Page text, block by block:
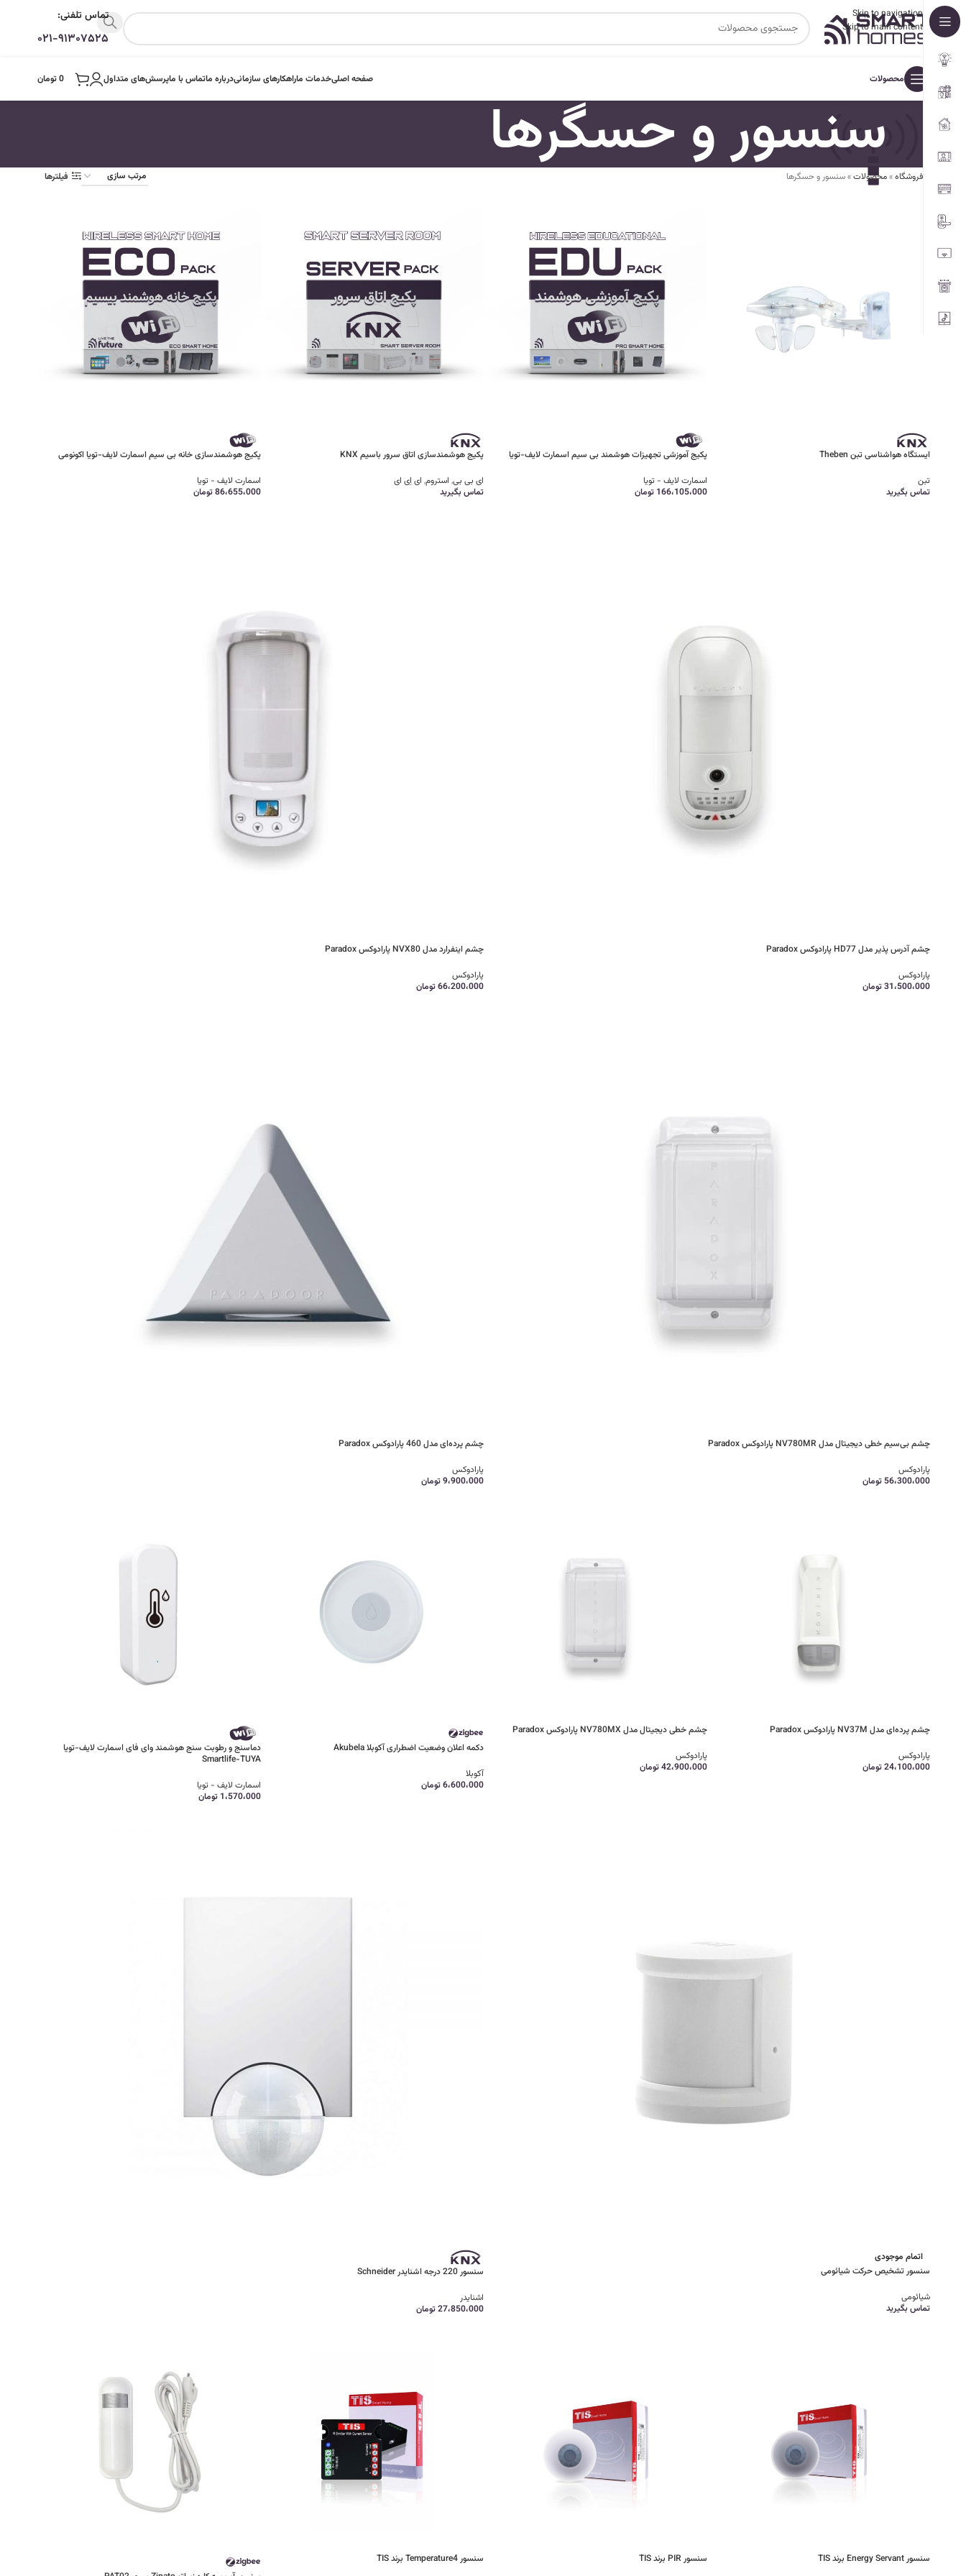
Skip to navigation
Skip to main content
تماس تلفنی:
۰۲۱-۹۱۳۰۷۵۲۵
محصولات صفحه اصلیخدمات ماراهکارهای سازمانیدرباره ماتماس با ماپرسش‌های متداول 0تومان
سنسور و حسگرها فروشگاه»محصولات»سنسور و حسگرها فیلترها
ایستگاه هواشناسی تبن Theben
تبن
تماس بگیرید
پکیج آموزشی تجهیزات هوشمند بی سیم اسمارت لایف-تویا
اسمارت لایف - تویا
166،105،000 تومان
پکیج هوشمندسازی اتاق سرور باسیم KNX
ای بی بی, استروم, ای اِی ای
تماس بگیرید
پکیج هوشمندسازی خانه بی سیم اسمارت لایف-تویا اکونومی
اسمارت لایف - تویا
86،655،000تومان
چشم آدرس پذیر مدل HD77 پارادوکس Paradox
پارادوکس
31،500،000تومان
چشم اینفرارد مدل NVX80 پارادوکس Paradox
پارادوکس
66،200،000تومان
چشم بی‌سیم خطی دیجیتال مدل NV780MR پارادوکس Paradox
پارادوکس
56،300،000تومان
چشم پرده‌ای مدل 460 پارادوکس Paradox
پارادوکس
9،900،000تومان
چشم پرده‌ای مدل NV37M پارادوکس Paradox
پارادوکس
24،100،000تومان
چشم خطی دیجیتال مدل NV780MX پارادوکس Paradox
پارادوکس
42،900،000تومان
دکمه اعلان وضعیت اضطراری آکوبلا Akubela
آکوبلا
6،600،000تومان
دماسنج و رطوبت سنج هوشمند وای فای اسمارت لایف-تویا
Smartlife-TUYA
اسمارت لایف - تویا
1،570،000 تومان
اتمام موجودی
سنسور تشخیص حرکت شیائومی
شیائومی
تماس بگیرید
سنسور 220 درجه اشنایدر Schneider
اشنایدر
27،850،000تومان
سنسور Energy Servant برند TIS سنسور PIR برند TIS
سنسور Temperature4 برند TIS